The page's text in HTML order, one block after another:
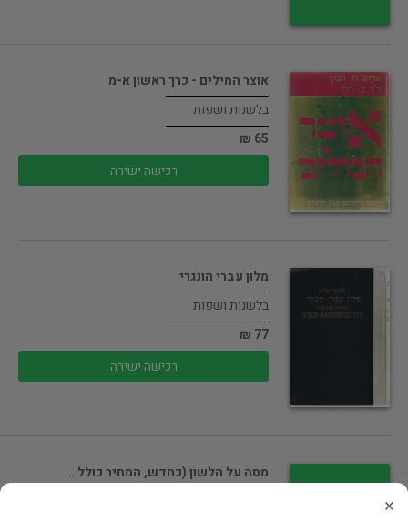
אוצר המילים - כרך ראשון א-מ
בלשנות ושפות
65 ₪
רכישה ישירה
מלון עברי הונגרי
בלשנות ושפות
77 ₪
רכישה ישירה
מסה על הלשון (כחדש, המחיר כולל…
×